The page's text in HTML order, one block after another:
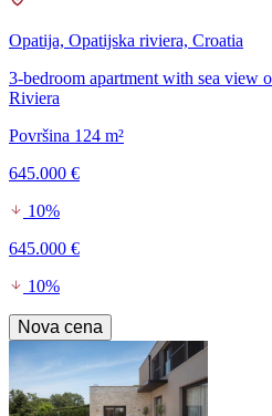
Opatija, Opatijska riviera, Croatia
3-bedroom apartment with sea view
Riviera
Površina 124 m²
645.000 €
10%
645.000 €
10%
Nova cena